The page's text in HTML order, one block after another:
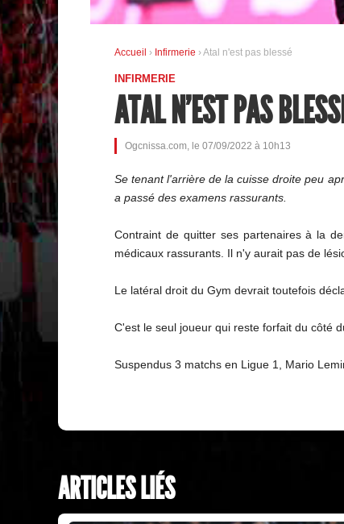
Accueil › Infirmerie › Atal n'est pas blessé
INFIRMERIE
ATAL N'EST PAS
Ogcnissa.com, le 07/09/2022 à 10h13
Se tenant l'arrière de la cuisse droite peu
a passé des examens rassurants.
Contraint de quitter ses partenaires à la
médicaux rassurants. Il n'y aurait pas de
Le latéral droit du Gym devrait toutefois
C'est le seul joueur qui reste forfait du côté
Suspendus 3 matchs en Ligue 1, Mario
ARTICLES LIÉS